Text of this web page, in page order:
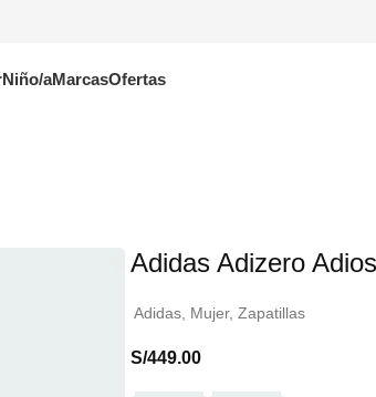
Niño/aMarcasOfertas
Adidas Adizero
Adidas Mujer, Zapatillas
S/449.00